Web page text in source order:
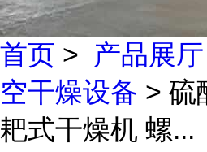
首页 > 产品展厅
空干燥设备 > 硫
耙式干燥机 螺...